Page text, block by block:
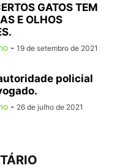
GATOS TEM
E OLHOS
- 19 de setembro de 2021
policial
- 26 de julho de 2021